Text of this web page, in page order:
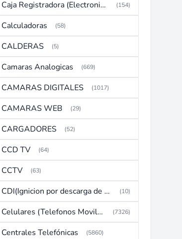
Caja Registradora (Electronic Cash Register) (154)
Calculadoras (58)
CALDERAS (5)
Camaras Analogicas (669)
CAMARAS DIGITALES (1017)
CAMARAS WEB (29)
CARGADORES (52)
CCD TV (64)
CCTV (63)
CDI(Ignicion por descarga de capacitor) (10)
Celulares (Telefonos Moviles) (7326)
Centrales Telefónicas (5860)